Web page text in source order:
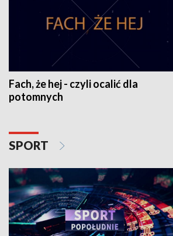
Fach, że hej - czyli ocalić dla
potomnych
SPORT